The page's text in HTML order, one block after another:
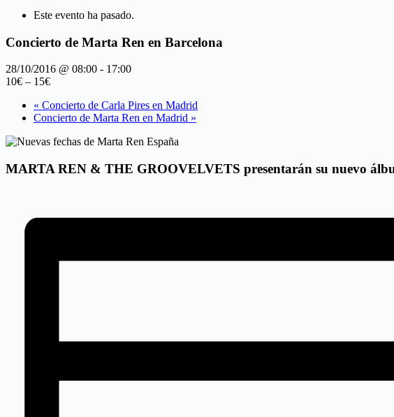
Este evento ha pasado.
Concierto de Marta Ren en Barcelona
28/10/2016 @ 08:00 - 17:00
10€ – 15€
« Concierto de Carla Pires en Madrid
Concierto de Marta Ren en Madrid »
MARTA REN & THE GROOVELVETS presentarán su nuevo